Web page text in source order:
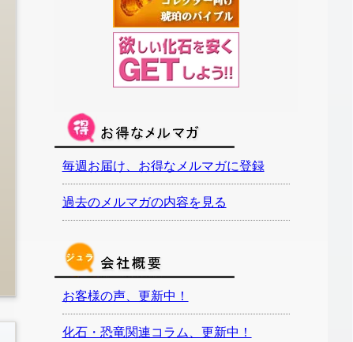
毎週お届け、お得なメルマガに登録
過去のメルマガの内容を見る
お客様の声、更新中！
化石・恐竜関連コラム、更新中！